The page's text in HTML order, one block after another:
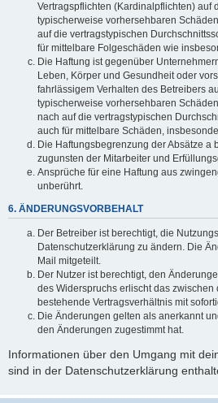
Vertragspflichten (Kardinalpflichten) auf
typischerweise vorhersehbaren
auf die vertragstypischen
für mittelbare Folgeschäden wie
Die Haftung ist gegenüber
Leben, Körper und Gesundheit oder
fahrlässigem Verhalten des Betreibers
typischerweise vorhersehbaren
nach auf die vertragstypischen
auch für mittelbare Schäden,
Die Haftungsbegrenzung der Absätze a
zugunsten der Mitarbeiter und
Ansprüche für eine Haftung aus
unberührt.
6. ÄNDERUNGSVORBEHALT
Der Betreiber ist berechtigt, die
Datenschutzerklärung zu ändern. Die
Mail mitgeteilt.
Der Nutzer ist berechtigt, den
des Widerspruchs erlischt das
bestehende Vertragsverhältnis mit
Die Änderungen gelten als anerkannt
den Änderungen zugestimmt hat.
Informationen über den Umgang mit
sind in der Datenschutzerklärung